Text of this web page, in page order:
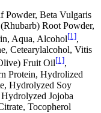
Powder, Beta Vulgaris
Root Powder,
Aqua, Alcohol[1],
Cetearylalcohol, Vitis
Fruit Oil[1],
Protein, Hydrolized
Hydrolyzed Soy
Jojoba
Tocopherol